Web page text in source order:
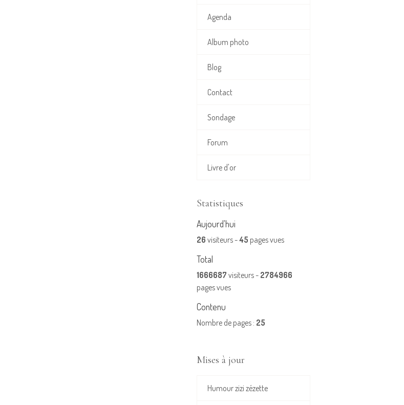
Agenda
Album photo
Blog
Contact
Sondage
Forum
Livre d'or
Statistiques
Aujourd'hui
26 visiteurs -45 pages vues
Total
1666687 visiteurs - 2784966
pages vues
Contenu
Nombre de pages : 25
Mises à jour
Humour zizi zézette